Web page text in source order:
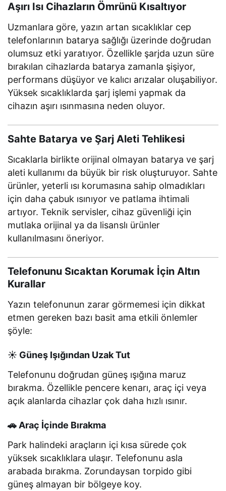
Aşırı Isı Cihazların Ömrünü Kısaltıyor
Uzmanlara göre, yazın artan sıcaklıklar cep
telefonlarının batarya sağlığı üzerinde doğrudan
olumsuz etki yaratıyor. Özellikle şarjda uzun süre
bırakılan cihazlarda batarya zamanla şişiyor,
performans düşüyor ve kalıcı arızalar oluşabiliyor.
Yüksek sıcaklıklarda şarj işlemi yapmak da
cihazın aşırı ısınmasına neden oluyor.
Sahte Batarya ve Şarj Aleti Tehlikesi
Sıcaklarla birlikte orijinal olmayan batarya ve şarj
aleti kullanımı da büyük bir risk oluşturuyor. Sahte
ürünler, yeterli ısı korumasına sahip olmadıkları
için daha çabuk ısınıyor ve patlama ihtimali
artıyor. Teknik servisler, cihaz güvenliği için
mutlaka orijinal ya da lisanslı ürünler
kullanılmasını öneriyor.
Telefonunu Sıcaktan Korumak İçin Altın
Kurallar
Yazın telefonunun zarar görmemesi için dikkat
etmen gereken bazı basit ama etkili önlemler
şöyle:
☀️ Güneş Işığından Uzak Tut
Telefonunu doğrudan güneş ışığına maruz
bırakma. Özellikle pencere kenarı, araç içi veya
açık alanlarda cihazlar çok daha hızlı ısınır.
🚗 Araç İçinde Bırakma
Park halindeki araçların içi kısa sürede çok
yüksek sıcaklıklara ulaşır. Telefonunu asla
arabada bırakma. Zorundaysan torpido gibi
güneş almayan bir bölgeye koy.